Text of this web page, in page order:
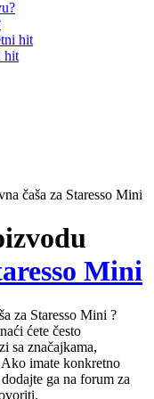
hit
Mini
za Staresso Mini ?
ćete često
sa značajkama,
imate konkretno
ga na forum za